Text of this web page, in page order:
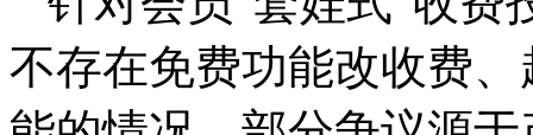
不存在免费功能改收费